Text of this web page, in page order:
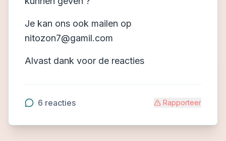
Je kan ons ook mailen op
nitozon7@gamil.com
Alvast dank voor de reacties
6 reacties Rapporteer